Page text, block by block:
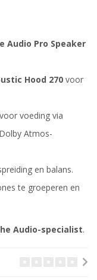
Audio Pro Speaker
Hood 270 voor
voeding via
Atmos-
en balans.
te groeperen en
Audio-specialist.